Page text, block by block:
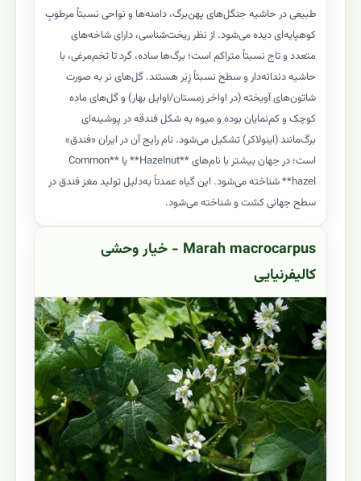
طبیعی در حاشیه جنگل‌های پهن‌برگ، دامنه‌ها و نواحی نسبتاً مرطوبِ
کوهپایه‌ای دیده می‌شود. از نظر ریخت‌شناسی، دارای شاخه‌های
متعدد و تاج نسبتاً متراکم است؛ برگ‌ها ساده، گرد تا تخم‌مرغی، با
حاشیه دندانه‌دار و سطح نسبتاً زِبَر هستند. گل‌های نر به صورت
شاتون‌های آویخته (در اواخر زمستان/اوایل بهار) و گل‌های ماده
کوچک و کم‌نمایان بوده و میوه به شکل فندقه در پوشینه‌ای
برگ‌مانند (اینولاکر) تشکیل می‌شود. نام رایج آن در ایران «فندق»
است؛ در جهان بیشتر با نام‌های **Hazelnut** یا **Common
hazel** شناخته می‌شود. این گیاه عمدتاً به‌دلیل تولید مغز فندق در
سطح جهانی کشت و شناخته می‌شود.
Marah macrocarpus - خیار وحشی
کالیفرنیایی